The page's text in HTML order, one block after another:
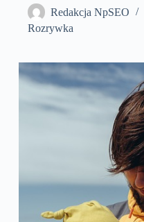
Redakcja NpSEO
Rozrywka